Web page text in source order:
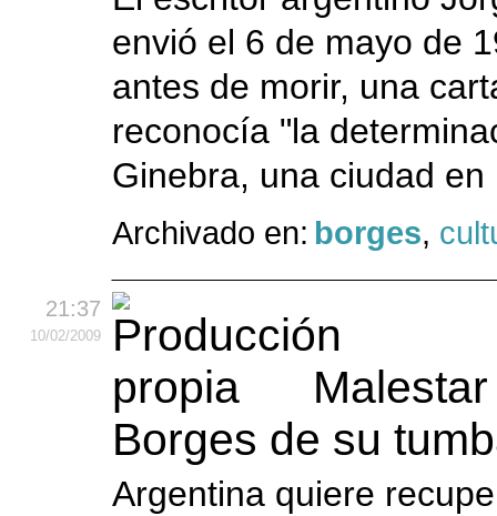
envió el 6 de mayo de
antes de morir, una
reconocía "la
Ginebra, una ciudad
Archivado en: borges,
21:37
10/02/2009
Borges de su
Argentina quiere